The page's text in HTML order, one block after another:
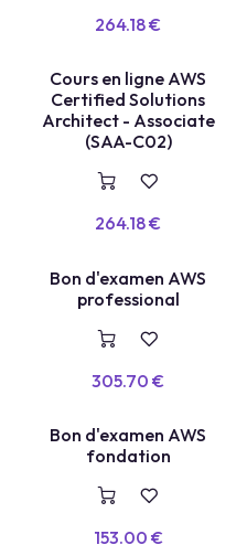
264.18€
COURS EN LIGNE
Cours en ligne AWS
Certified Solutions
Architect - Associate
(SAA-C02)
264.18€
VOUCHER
Bon d'examen AWS
professional
305.70 €
VOUCHER
Bon d'examen AWS
fondation
153.00 €